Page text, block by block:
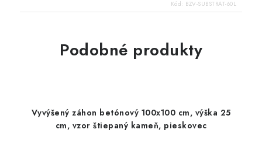
Kód: BZV-SUBSTRAT-60L
Podobné produkty
Vyvýšený záhon betónový 100x100 cm, výška 25
cm, vzor štiepaný kameň, pieskovec